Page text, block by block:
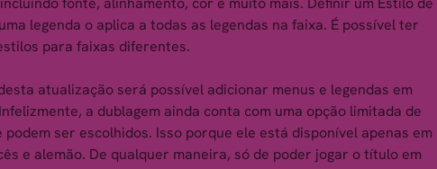
legenda o aplica a todas as legendas na faixa. É possível ter
para faixas diferentes.
atualização será possível adicionar menus e legendas em
a dublagem ainda conta com uma opção limitada de
podem ser escolhidos. Isso porque ele está disponível apenas em
e alemão. De qualquer maneira, só de poder jogar o título em